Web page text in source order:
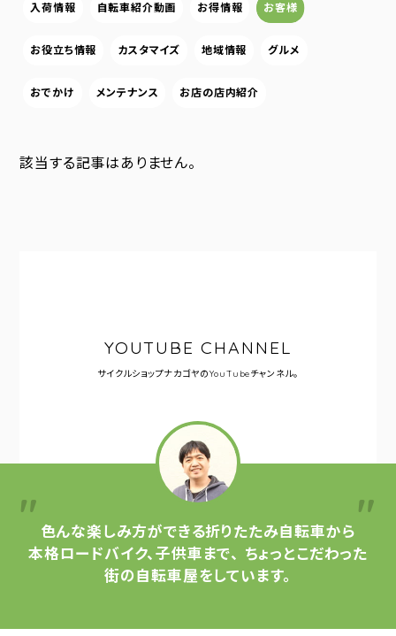
入荷情報 自転車紹介動画 お得情報 お客様
お役立ち情報 カスタマイズ 地域情報 グルメ
おでかけ メンテナンス お店の店内紹介
該当する記事はありません。
YOUTUBE CHANNEL
サイクルショップナカゴヤのYouTubeチャンネル。
色んな楽しみ方ができる折りたたみ自転車から
本格ロードバイク、子供車まで、 ちょっとこだわった
街の自転車屋をしています。